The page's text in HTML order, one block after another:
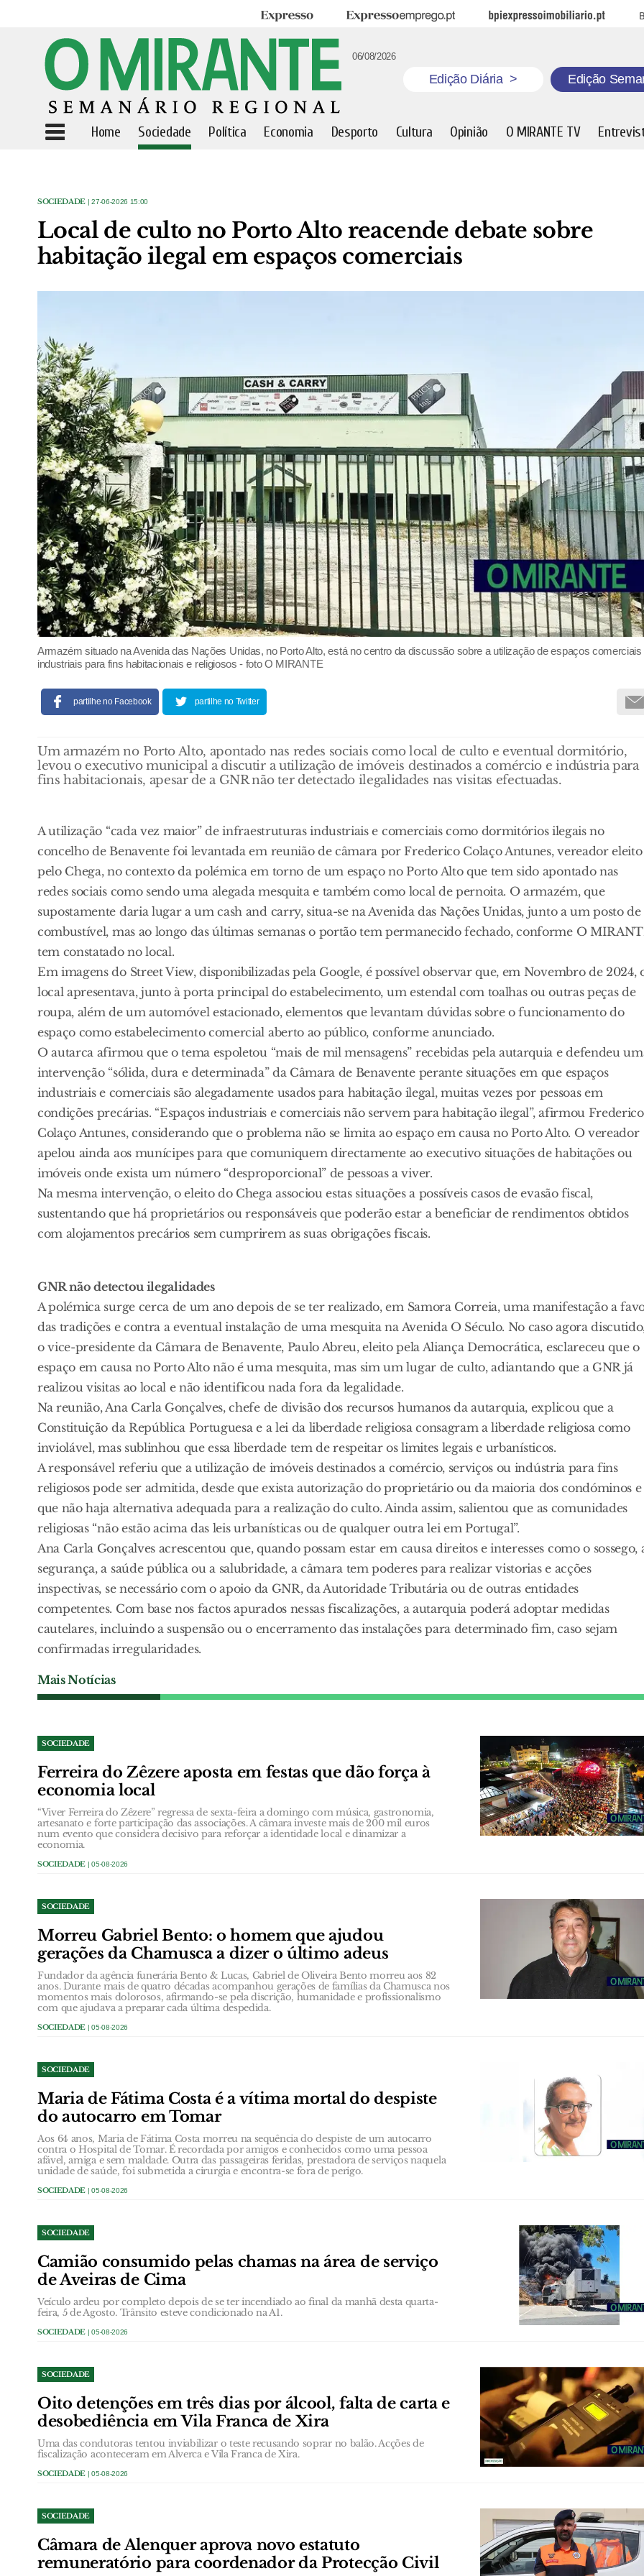
Expresso Expresso Emprego BPI Expresso Imobiliário
06/08/2026
Edição Diária > Edição
Home Sociedade Política Economia Desporto Cultura Opinião O MIRANTE TV
SOCIEDADE | 27-06-2026 15:00
Local de culto no Porto Alto reacende debate sobre
habitação ilegal em espaços comerciais
Armazém situado na Avenida das Nações Unidas, no Porto Alto, está no centro da discussão sobre a utilização de espaços comerciais
industriais para fins habitacionais e religiosos - foto O MIRANTE
partilhe no Facebook partilhe no Twitter
Um armazém no Porto Alto, apontado nas redes sociais como local de culto e eventual dormitório,
levou o executivo municipal a discutir a utilização de imóveis destinados a comércio e indústria para
fins habitacionais, apesar de a GNR não ter detectado ilegalidades nas visitas efectuadas.
A utilização “cada vez maior” de infraestruturas industriais e comerciais como dormitórios ilegais no
concelho de Benavente foi levantada em reunião de câmara por Frederico Colaço Antunes, vereador eleito
pelo Chega, no contexto da polémica em torno de um espaço no Porto Alto que tem sido apontado nas
redes sociais como sendo uma alegada mesquita e também como local de pernoita. O armazém, que
supostamente daria lugar a um cash and carry, situa-se na Avenida das Nações Unidas, junto a um posto de
combustível, mas ao longo das últimas semanas o portão tem permanecido fechado, conforme O
tem constatado no local.
Em imagens do Street View, disponibilizadas pela Google, é possível observar que, em Novembro de 2024,
local apresentava, junto à porta principal do estabelecimento, um estendal com toalhas ou outras peças de
roupa, além de um automóvel estacionado, elementos que levantam dúvidas sobre o funcionamento do
espaço como estabelecimento comercial aberto ao público, conforme anunciado.
O autarca afirmou que o tema espoletou “mais de mil mensagens” recebidas pela autarquia e defendeu
intervenção “sólida, dura e determinada” da Câmara de Benavente perante situações em que espaços
industriais e comerciais são alegadamente usados para habitação ilegal, muitas vezes por pessoas em
condições precárias. “Espaços industriais e comerciais não servem para habitação ilegal”, afirmou Frederico
Colaço Antunes, considerando que o problema não se limita ao espaço em causa no Porto Alto. O vereador
apelou ainda aos munícipes para que comuniquem directamente ao executivo situações de habitações ou
imóveis onde exista um número “desproporcional” de pessoas a viver.
Na mesma intervenção, o eleito do Chega associou estas situações a possíveis casos de evasão fiscal,
sustentando que há proprietários ou responsáveis que poderão estar a beneficiar de rendimentos obtidos
com alojamentos precários sem cumprirem as suas obrigações fiscais.
GNR não detectou ilegalidades
A polémica surge cerca de um ano depois de se ter realizado, em Samora Correia, uma manifestação a
das tradições e contra a eventual instalação de uma mesquita na Avenida O Século. No caso agora
o vice-presidente da Câmara de Benavente, Paulo Abreu, eleito pela Aliança Democrática, esclareceu que o
espaço em causa no Porto Alto não é uma mesquita, mas sim um lugar de culto, adiantando que a GNR já
realizou visitas ao local e não identificou nada fora da legalidade.
Na reunião, Ana Carla Gonçalves, chefe de divisão dos recursos humanos da autarquia, explicou que a
Constituição da República Portuguesa e a lei da liberdade religiosa consagram a liberdade religiosa como
inviolável, mas sublinhou que essa liberdade tem de respeitar os limites legais e urbanísticos.
A responsável referiu que a utilização de imóveis destinados a comércio, serviços ou indústria para fins
religiosos pode ser admitida, desde que exista autorização do proprietário ou da maioria dos condóminos e
que não haja alternativa adequada para a realização do culto. Ainda assim, salientou que as comunidades
religiosas “não estão acima das leis urbanísticas ou de qualquer outra lei em Portugal”.
Ana Carla Gonçalves acrescentou que, quando possam estar em causa direitos e interesses como o sossego,
segurança, a saúde pública ou a salubridade, a câmara tem poderes para realizar vistorias e acções
inspectivas, se necessário com o apoio da GNR, da Autoridade Tributária ou de outras entidades
competentes. Com base nos factos apurados nessas fiscalizações, a autarquia poderá adoptar medidas
cautelares, incluindo a suspensão ou o encerramento das instalações para determinado fim, caso sejam
confirmadas irregularidades.
Mais Notícias
SOCIEDADE
Ferreira do Zêzere aposta em festas que dão força à
economia local
“Viver Ferreira do Zêzere” regressa de sexta-feira a domingo com música, gastronomia,
artesanato e forte participação das associações. A câmara investe mais de 200 mil euros
num evento que considera decisivo para reforçar a identidade local e dinamizar a
economia.
SOCIEDADE | 05-08-2026
SOCIEDADE
Morreu Gabriel Bento: o homem que ajudou
gerações da Chamusca a dizer o último adeus
Fundador da agência funerária Bento & Lucas, Gabriel de Oliveira Bento morreu aos 82
anos. Durante mais de quatro décadas acompanhou gerações de famílias da Chamusca nos
momentos mais dolorosos, afirmando-se pela discrição, humanidade e profissionalismo
com que ajudava a preparar cada última despedida.
SOCIEDADE | 05-08-2026
SOCIEDADE
Maria de Fátima Costa é a vítima mortal do despiste
do autocarro em Tomar
Aos 64 anos, Maria de Fátima Costa morreu na sequência do despiste de um autocarro
contra o Hospital de Tomar. É recordada por amigos e conhecidos como uma pessoa
afável, amiga e sem maldade. Outra das passageiras feridas, prestadora de serviços naquela
unidade de saúde, foi submetida a cirurgia e encontra-se fora de perigo.
SOCIEDADE | 05-08-2026
SOCIEDADE
Camião consumido pelas chamas na área de serviço
de Aveiras de Cima
Veículo ardeu por completo depois de se ter incendiado ao final da manhã desta quarta-
feira, 5 de Agosto. Trânsito esteve condicionado na A1.
SOCIEDADE | 05-08-2026
SOCIEDADE
Oito detenções em três dias por álcool, falta de carta e
desobediência em Vila Franca de Xira
Uma das condutoras tentou inviabilizar o teste recusando soprar no balão. Acções de
fiscalização aconteceram em Alverca e Vila Franca de Xira.
SOCIEDADE | 05-08-2026
SOCIEDADE
Câmara de Alenquer aprova novo estatuto
remuneratório para coordenador da Protecção Civil